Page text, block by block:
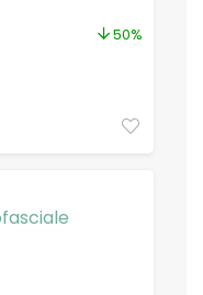
50%